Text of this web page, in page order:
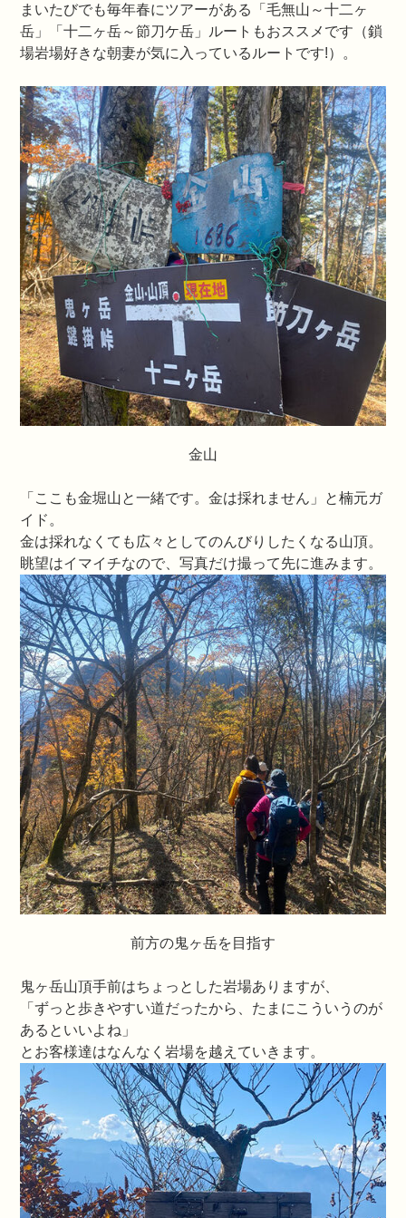
まいたびでも毎年春にツアーがある「毛無山～十二ヶ
岳」「十二ヶ岳～節刀ケ岳」ルートもおススメです（鎖
場岩場好きな朝妻が気に入っているルートです!）。
金山
「ここも金堀山と一緒です。金は採れません」と楠元ガ
イド。
金は採れなくても広々としてのんびりしたくなる山頂。
眺望はイマイチなので、写真だけ撮って先に進みます。
前方の鬼ヶ岳を目指す
鬼ヶ岳山頂手前はちょっとした岩場ありますが、
「ずっと歩きやすい道だったから、たまにこういうのが
あるといいよね」
とお客様達はなんなく岩場を越えていきます。